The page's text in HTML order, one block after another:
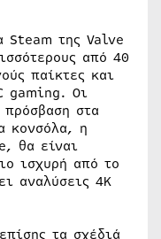
Steam της Valve
από 40
παίκτες και
gaming. Οι
στα
κονσόλα, η
θα είναι
ισχυρή από το
αναλύσεις 4K
τα σχέδιά